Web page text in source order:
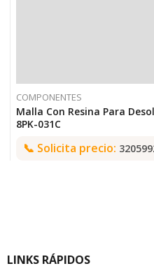
COMPONENTES
Malla Con Resina Para Desoldar,
8PK-031C
📞 Solicita precio:
LINKS RÁPIDOS